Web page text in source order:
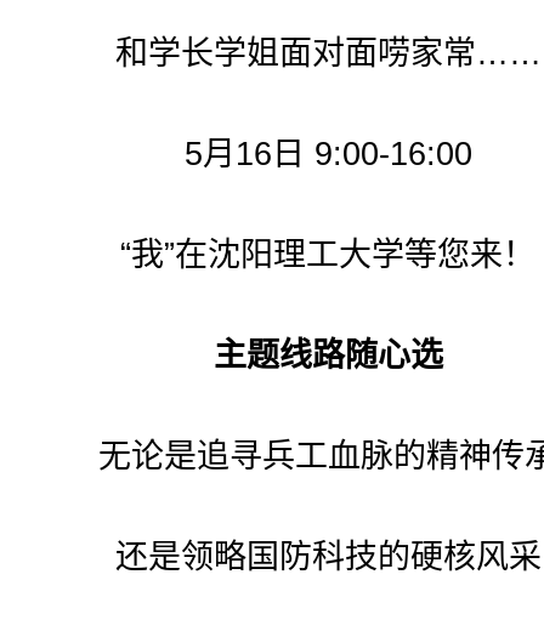
和学长学姐面对面唠家常……
5月16日 9:00-16:00
“我”在沈阳理工大学等您来！
主题线路随心选
无论是追寻兵工血脉的精神传
还是领略国防科技的硬核风采